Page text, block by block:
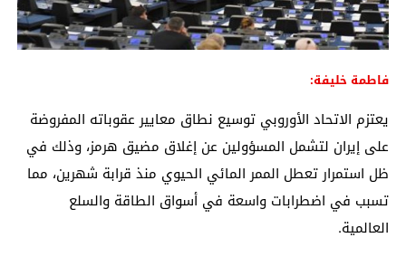
فاطمة خليفة:
يعتزم الاتحاد الأوروبي توسيع نطاق معايير عقوباته المفروضة
على إيران لتشمل المسؤولين عن إغلاق مضيق هرمز، وذلك في
ظل استمرار تعطل الممر المائي الحيوي منذ قرابة شهرين، مما
تسبب في اضطرابات واسعة في أسواق الطاقة والسلع
العالمية.